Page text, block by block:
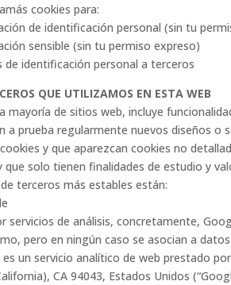
cookies para:
de identificación personal (sin tu
sensible (sin tu permiso expreso)
de identificación personal a terceros
QUE UTILIZAMOS EN ESTA WEB
mayoría de sitios web, incluye
a prueba regularmente nuevos diseños
y que aparezcan cookies no
que solo tienen finalidades de estudio y
terceros más estables están:
servicios de análisis, concretamente,
pero en ningún caso se asocian a
un servicio analítico de web prestado
CA 94043, Estados Unidos